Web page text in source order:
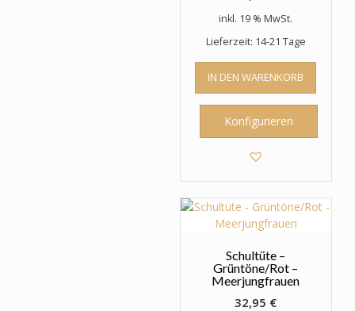
inkl. 19 % MwSt.
Lieferzeit: 14-21 Tage
IN DEN WARENKORB
Konfigurieren
Schultüte –
Grüntöne/Rot –
Meerjungfrauen
32,95 €